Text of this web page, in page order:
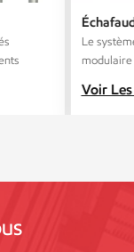
Q345
Le
modulaire
Voir